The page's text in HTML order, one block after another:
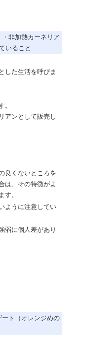
非加熱カーネリア
いること
した生活を呼びま
。
アンとして販売し
良くないところを
は、その特徴がよ
す。
ように注意してい
弱に個人差があり
ト（オレンジめの